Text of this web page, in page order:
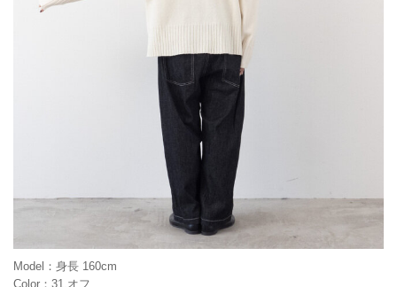
Model：身長 160cm
Color：31.オフ